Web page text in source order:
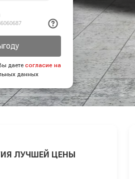
даете согласие на
данных
ЛУЧШЕЙ ЦЕНЫ